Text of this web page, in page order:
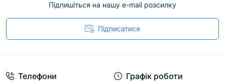
Підпишіться на нашу e-mail розсилку
Підписатися
Телефони Графік роботи